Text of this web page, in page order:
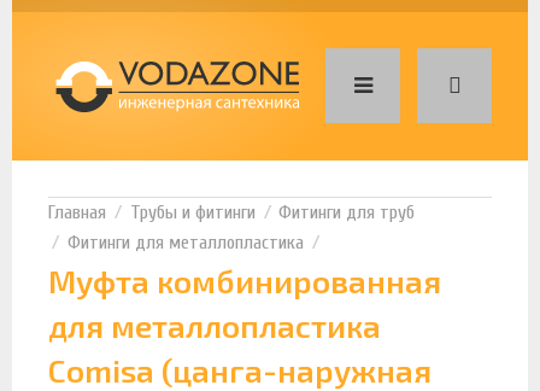
Трубы и фитинги
Фитинги для труб
Фитинги для металлопластика
Муфта комбинированная
для металлопластика
Comisa (цанга-наружная